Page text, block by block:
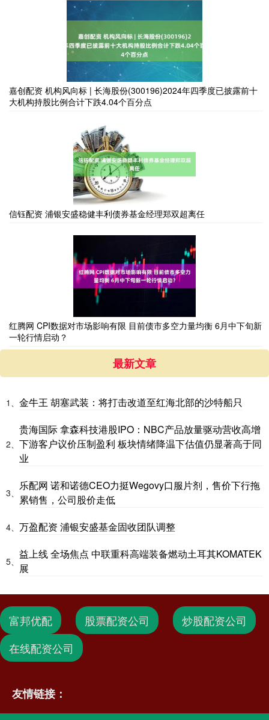
嘉创配资 机构风向标 | 长海股份(300196)2024年四季度已披露前十
大机构持股比例合计下跌4.04个百分点
信钰配资 浦银安盛稳健丰利债券基金经理郑双超离任
红腾网 CPI数据对市场影响有限 目前债市多空力量均衡 6月中下旬新
一轮行情启动？
最新文章
1、 金牛王 胡塞武装：将打击改道至红海北部的沙特船只
2、
贵海国际 拿森科技港股IPO：NBC产品放量驱动营收高增
下游客户议价压制盈利 板块情绪降温下估值仍显著高于同
业
3、
乐配网 诺和诺德CEO力挺Wegovy口服片剂，售价下行拖
累销售，公司股价走低
4、 万盈配资 浦银安盛基金固收团队调整
5、
益上线 全场焦点 中联重科高端装备燃动土耳其KOMATEK
展
富邦优配 股票配资公司
炒股配资公司
在线配资公司
友情链接：